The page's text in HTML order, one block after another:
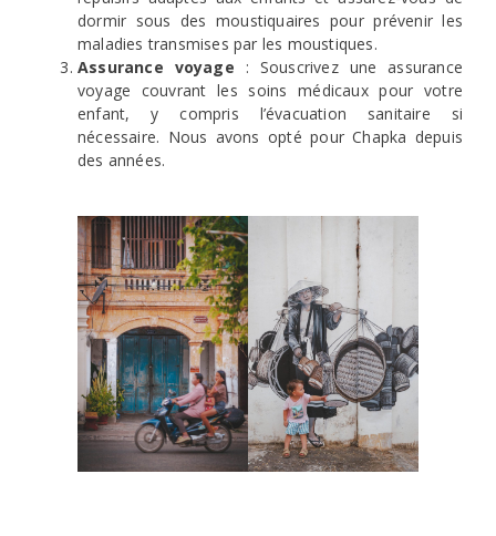
dormir sous des moustiquaires pour prévenir les
maladies transmises par les moustiques.
Assurance voyage : Souscrivez une assurance
voyage couvrant les soins médicaux pour votre
enfant, y compris l’évacuation sanitaire si
nécessaire. Nous avons opté pour Chapka depuis
des années.